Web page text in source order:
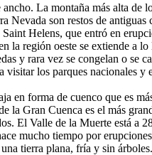
La montaña más alta
Nevada son restos de
Helens, que entró en
la región oeste se extiende a
y rara vez se congelan o se
los parques nacionales
en forma de cuenco que es
la Gran Cuenca es el más
El Valle de la Muerte está a
mucho tiempo por
tierra plana, fría y sin árboles.